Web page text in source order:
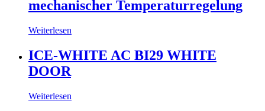
mechanischer Temperaturregelung
Weiterlesen
ICE-WHITE AC BI29 WHITE
DOOR
Weiterlesen